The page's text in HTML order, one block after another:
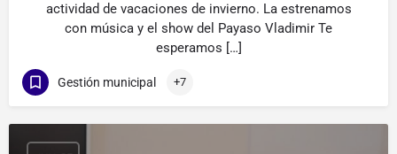
actividad de vacaciones de invierno. La estrenamos
con música y el show del Payaso Vladimir Te
esperamos […]
Gestión municipal +7